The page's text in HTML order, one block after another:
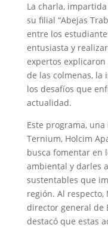
La charla,
su filial “Abejas
entre los
entusiasta y
expertos
de las colmenas, la
los desafíos que
actualidad.
Este programa,
Ternium, Holcim
busca fomentar en
ambiental y darles
sustentables que
región. Al respecto,
director general de
destacó que estas